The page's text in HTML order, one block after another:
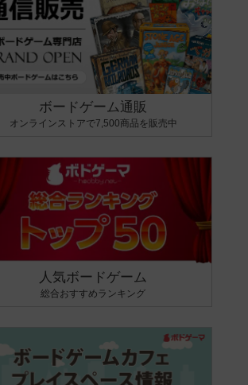
ボードゲーム通販
オンラインストアで7,500商品を販売中
人気ボードゲーム
総合おすすめランキング